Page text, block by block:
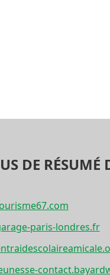
DE RÉSUMÉ
paris-londres.fr